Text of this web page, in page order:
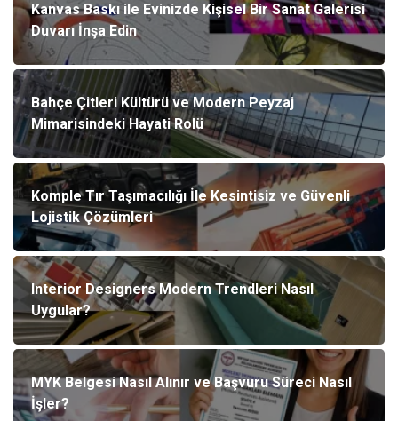
Kanvas Baskı ile Evinizde Kişisel Bir Sanat Galerisi
Duvarı İnşa Edin
Bahçe Çitleri Kültürü ve Modern Peyzaj
Mimarisindeki Hayati Rolü
Komple Tır Taşımacılığı İle Kesintisiz ve Güvenli
Lojistik Çözümleri
Interior Designers Modern Trendleri Nasıl
Uygular?
MYK Belgesi Nasıl Alınır ve Başvuru Süreci Nasıl
İşler?